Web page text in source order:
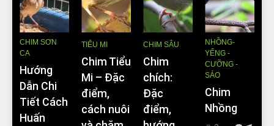
CHIM SƠN
CA
Hướng
Dẫn Chi
Tiết Cách
Huấn
TIỂU MI
Chim Tiểu
Mi – Đặc
điểm,
cách nuôi
CHIM SÂU
Chim
chích:
Đặc
điểm,
NHỒNG-
YỂNG -
CƯỠNG -
SÁO
Chim
Nhồng